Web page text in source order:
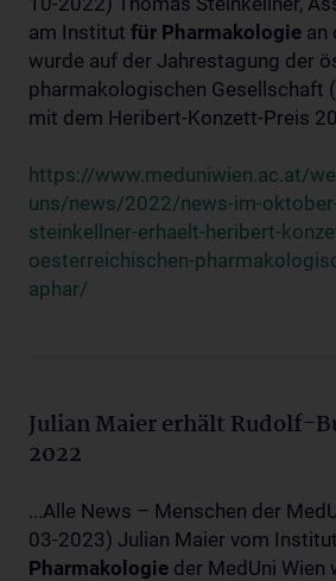
am Institut für Pharmakologie an
wurde auf der Jahrestagung der
pharmakologischen Gesellschaft
mit dem Heribert-Konzett-Preis
https://www.meduniwien.ac.at/
uns/news/2022/news-im-
steinkellner-erhaelt-heribert-
oesterreichischen-
aphar/
Julian Maier erhält Rudolf-
2022
...Alle News – Menschen der
03-2023) Julian Maier vom Institut
Pharmakologie der MedUni Wien